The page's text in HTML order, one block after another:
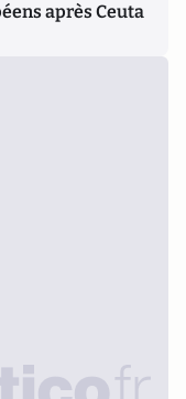
après Ceuta